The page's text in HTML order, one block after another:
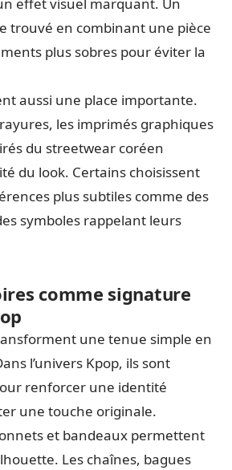
effet visuel marquant. Un
trouvé en combinant une pièce
plus sobres pour éviter la
aussi une place importante.
les imprimés graphiques
du streetwear coréen
du look. Certains choisissent
plus subtiles comme des
symboles rappelant leurs
comme signature
une tenue simple en
l’univers Kpop, ils sont
renforcer une identité
une touche originale.
et bandeaux permettent
Les chaînes, bagues